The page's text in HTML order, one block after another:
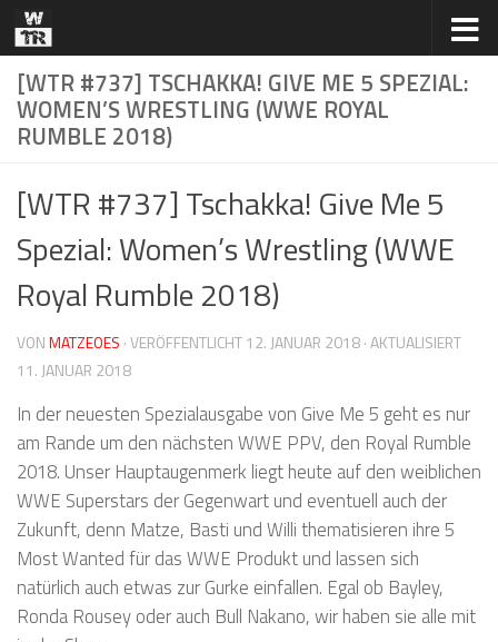
Zum Inhalt springen
[WTR #737] TSCHAKKA! GIVE ME 5 SPEZIAL:
WOMEN’S WRESTLING (WWE ROYAL
RUMBLE 2018)
[WTR #737] Tschakka! Give Me 5
Spezial: Women’s Wrestling (WWE
Royal Rumble 2018)
VONMATZEOES · VERÖFFENTLICHT12. JANUAR 2018· AKTUALISIERT
11. JANUAR 2018
In der neuesten Spezialausgabe von Give Me 5 geht es nur
am Rande um den nächsten WWE PPV, den Royal Rumble
2018. Unser Hauptaugenmerk liegt heute auf den weiblichen
WWE Superstars der Gegenwart und eventuell auch der
Zukunft, denn Matze, Basti und Willi thematisieren ihre 5
Most Wanted für das WWE Produkt und lassen sich
natürlich auch etwas zur Gurke einfallen. Egal ob Bayley,
Ronda Rousey oder auch Bull Nakano, wir haben sie alle mit